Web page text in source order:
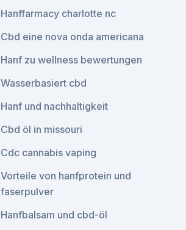
Hanffarmacy charlotte nc
Cbd eine nova onda americana
Hanf zu wellness bewertungen
Wasserbasiert cbd
Hanf und nachhaltigkeit
Cbd öl in missouri
Cdc cannabis vaping
Vorteile von hanfprotein und
faserpulver
Hanfbalsam und cbd-öl